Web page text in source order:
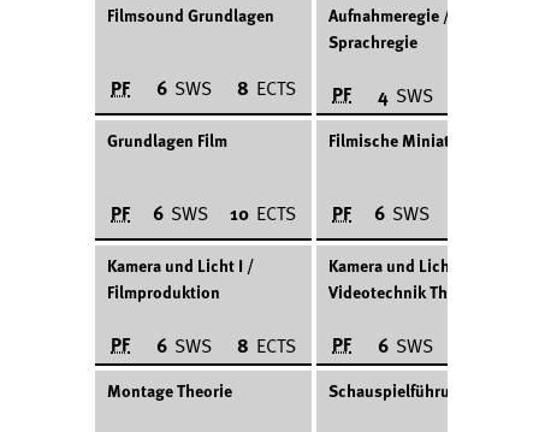
Filmsound Grundlagen
PF 6 SWS 8 ECTS
Aufnahmeregie /
Sprachregie
PF 4 SWS
Grundlagen Film
PF 6 SWS 10 ECTS
Filmische Miniaturen
PF 6 SWS
Kamera und Licht I /
Filmproduktion
PF 6 SWS 8 ECTS
Kamera und Licht II /
Videotechnik Theorie
PF 6 SWS
Montage Theorie Schauspielführung